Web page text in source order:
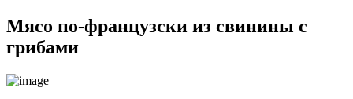
Мясо по-французски из свинины с
грибами